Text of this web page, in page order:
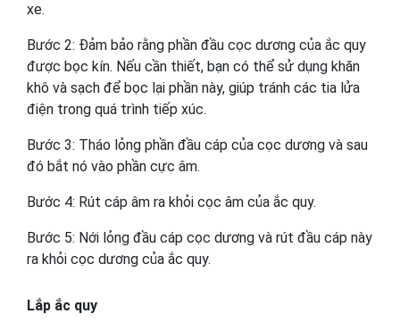
xe.
Bước 2: Đảm bảo rằng phần đầu cọc dương của ắc quy
được bọc kín. Nếu cần thiết, bạn có thể sử dụng khăn
khô và sạch để bọc lại phần này, giúp tránh các tia lửa
điện trong quá trình tiếp xúc.
Bước 3: Tháo lỏng phần đầu cáp của cọc dương và sau
đó bắt nó vào phần cực âm.
Bước 4: Rút cáp âm ra khỏi cọc âm của ắc quy.
Bước 5: Nới lỏng đầu cáp cọc dương và rút đầu cáp này
ra khỏi cọc dương của ắc quy.
Lắp ắc quy